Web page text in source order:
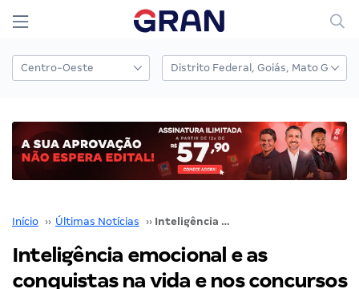
Início ›› Últimas Notícias ›› Inteligência emocional e as conquistas na vida e nos concursos
Inteligência emocional e as
conquistas na vida e nos concursos